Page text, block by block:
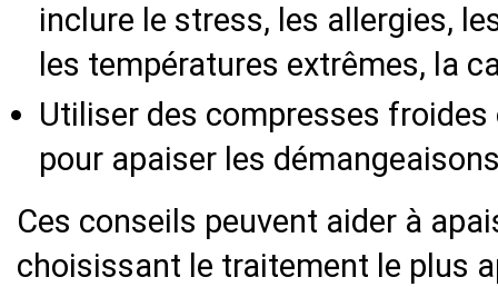
inclure le stress, les allergies,
les températures extrêmes, la
Utiliser des compresses
pour apaiser les
Ces conseils peuvent aider à
choisissant le traitement le plus